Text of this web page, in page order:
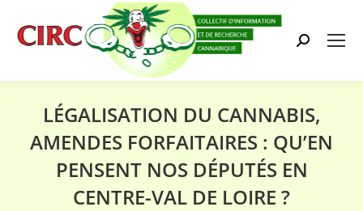
Search:
LÉGALISATION DU CANNABIS,
AMENDES FORFAITAIRES : QU’EN
PENSENT NOS DÉPUTÉS EN
CENTRE-VAL DE LOIRE ?